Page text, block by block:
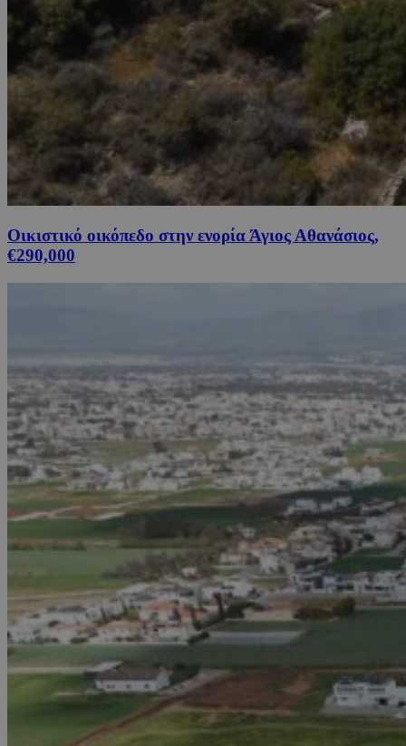
Οικιστικό οικόπεδο στην ενορία Άγιος Αθανάσιος,
€290,000